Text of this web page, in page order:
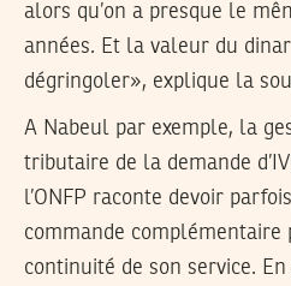
alors qu’on a presque le
années. Et la valeur du
dégringoler», explique la
A Nabeul par exemple, la
tributaire de la demande
l’ONFP raconte devoir
commande complémentaire
continuité de son service.